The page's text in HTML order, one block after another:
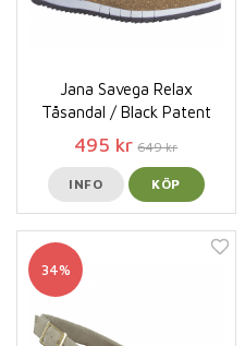
Jana Savega Relax
Tåsandal / Black Patent
495 kr 649 kr
INFO KÖP
34%